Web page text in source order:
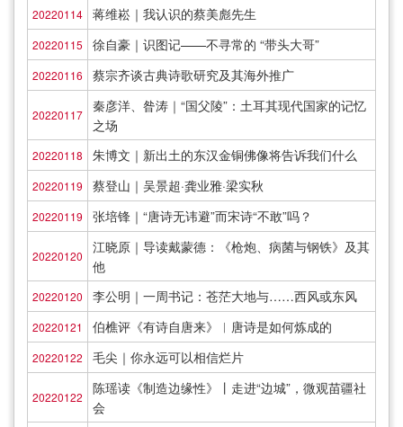
20220114 蒋维崧｜我认识的蔡美彪先生
20220115 徐自豪｜识图记——不寻常的 “带头大哥”
20220116 蔡宗齐谈古典诗歌研究及其海外推广
20220117
秦彦洋、昝涛｜“国父陵”：土耳其现代国家的记忆
之场
20220118 朱博文｜新出土的东汉金铜佛像将告诉我们什么
20220119 蔡登山｜吴景超·龚业雅·梁实秋
20220119 张培锋｜“唐诗无讳避”而宋诗“不敢”吗？
20220120
江晓原｜导读戴蒙德：《枪炮、病菌与钢铁》及其
他
20220120 李公明｜一周书记：苍茫大地与……西风或东风
20220121 伯樵评《有诗自唐来》︱唐诗是如何炼成的
20220122 毛尖｜你永远可以相信烂片
20220122
陈瑶读《制造边缘性》丨走进“边城”，微观苗疆社
会